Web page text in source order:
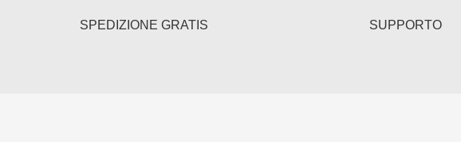
SPEDIZIONE GRATIS SUPPORTO